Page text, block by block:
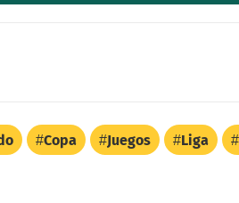
Copa Juegos Liga